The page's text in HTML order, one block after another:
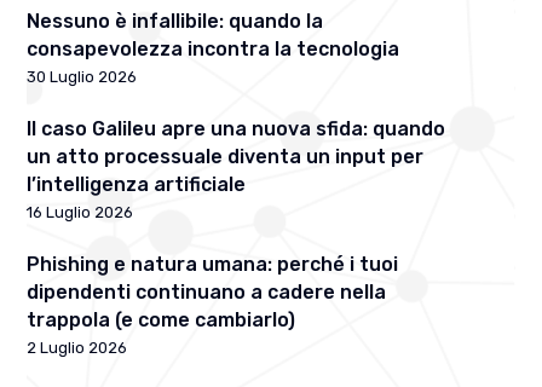
Nessuno è infallibile: quando la
consapevolezza incontra la tecnologia
30 Luglio 2026
Il caso Galileu apre una nuova sfida: quando
un atto processuale diventa un input per
l’intelligenza artificiale
16 Luglio 2026
Phishing e natura umana: perché i tuoi
dipendenti continuano a cadere nella
trappola (e come cambiarlo)
2 Luglio 2026